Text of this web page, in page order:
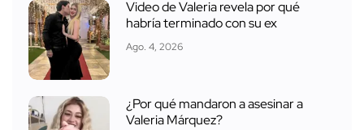
Video de Valeria revela por qué
habría terminado con su ex
Ago. 4, 2026
¿Por qué mandaron a asesinar a
Valeria Márquez?